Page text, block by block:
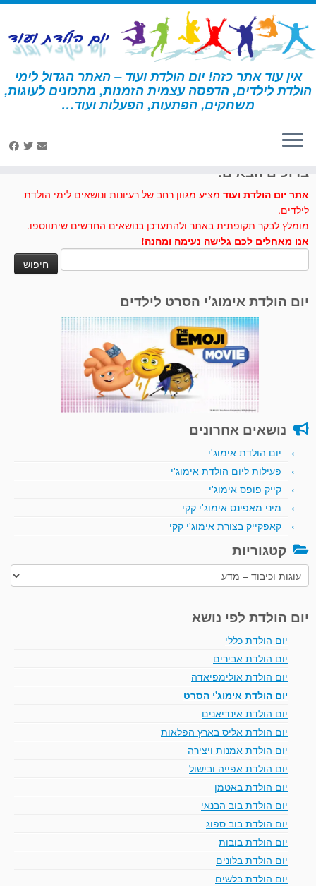
דלג
לתוכן
אין עוד אתר כזה! יום הולדת ועוד – האתר הגדול לימי
הולדת לילדים, הדפסה עצמית הזמנות, מתכונים לעוגות,
משחקים, הפתעות, הפעלות ועוד… דף הבית » מדע » עוגות וכיבוד – מדע
ברוכים הבאים!
אתר יום הולדת ועוד מציע מגוון רחב של רעיונות ונושאים לימי הולדת
לילדים.
מומלץ לבקר תקופתית באתר ולהתעדכן בנושאים החדשים שיתווספו.
אנו מאחלים לכם גלישה נעימה ומהנה!
יום הולדת אימוג'י הסרט לילדים
נושאים אחרונים
יום הולדת אימוג'י
פעילות ליום הולדת אימוג'י
קייק פופס אימוג'י
מיני מאפינס אימוג'י קקי
קאפקייק בצורת אימוג'י קקי
קטגוריות
קטגוריות
יום הולדת לפי נושא
יום הולדת כללי
יום הולדת אבירים
יום הולדת אולימפיאדה
יום הולדת אימוג'י הסרט
יום הולדת אינדיאנים
יום הולדת אליס בארץ הפלאות
יום הולדת אמנות ויצירה
יום הולדת אפייה ובישול
יום הולדת באטמן
יום הולדת בוב הבנאי
יום הולדת בוב ספוג
יום הולדת בובות
יום הולדת בלונים
יום הולדת בלשים